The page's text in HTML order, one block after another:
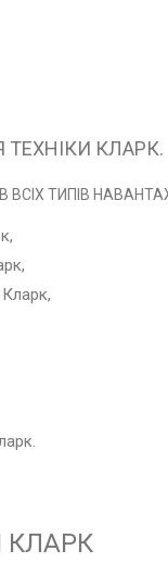
ТЕХНІКИ КЛАРК.
ТИПІВ
КЛАРК